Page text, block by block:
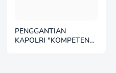
PENGGANTIAN
KAPOLRI "KOMPETENSI